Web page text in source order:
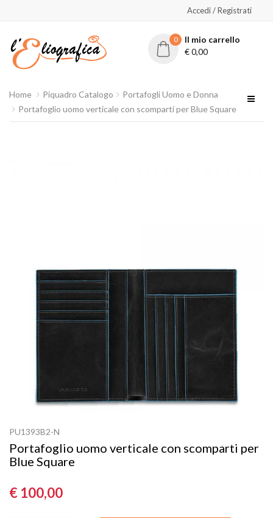
Accedi / Registrati
0
Il mio carrello
€0,00
Home Piquadro Catalogo
Portafogli Uomo e Donna
Portafoglio uomo verticale con scomparti per Blue Square
PU1393B2-N
Portafoglio uomo verticale con scomparti per
Blue Square
€ 100,00